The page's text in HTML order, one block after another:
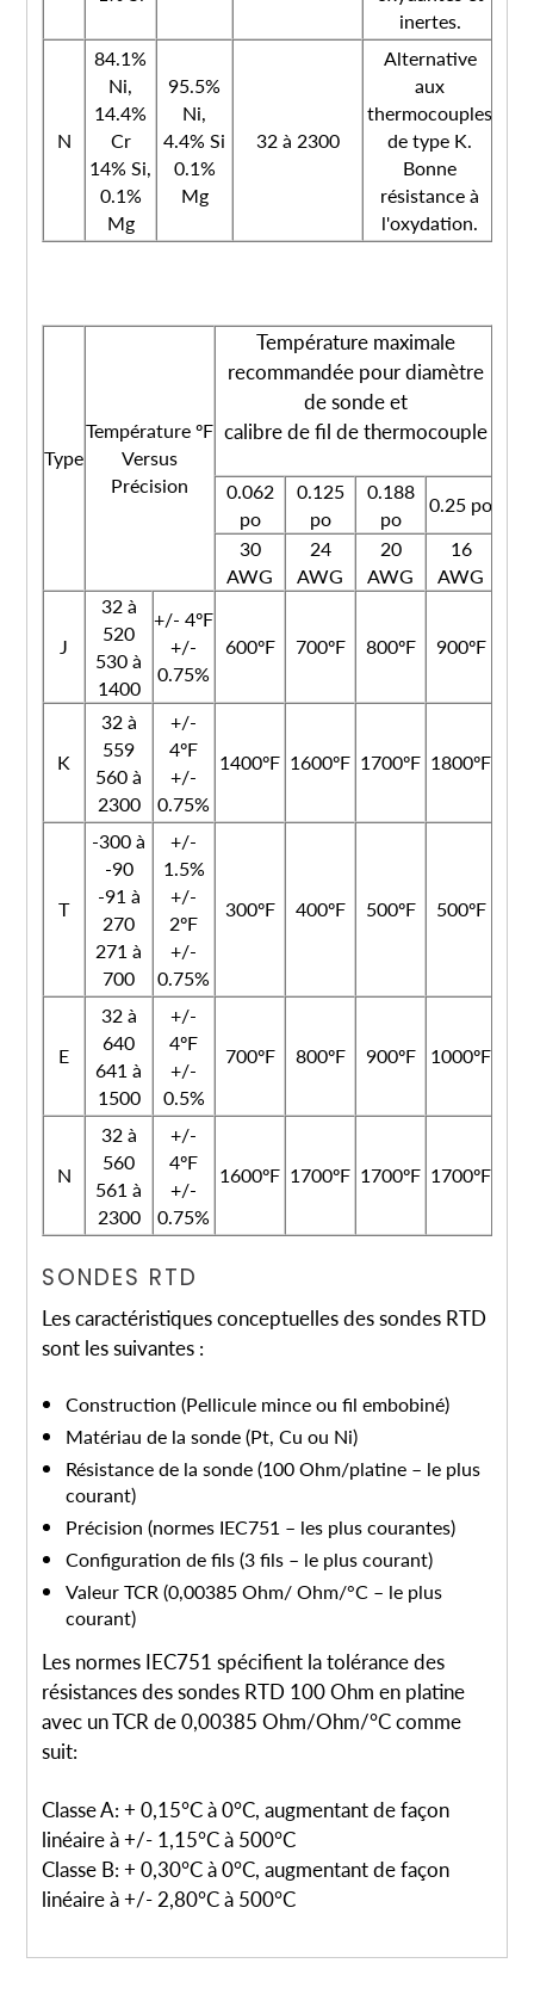
inertes.
N
84.1%
Ni,
14.4%
Cr
14% Si,
0.1%
Mg
95.5%
Ni,
4.4% Si
0.1%
Mg
32 à 2300
Alternative
aux
thermocouples
de type K.
Bonne
résistance à
l'oxydation.
Type
Température ºF
Versus
Précision
Température maximale
recommandée pour diamètre
de sonde et
calibre de fil de thermocouple
0.062
po
0.125
po
0.188
po
0.25 po
30
AWG
24
AWG
20
AWG
16
AWG
J
32 à
520
530 à
1400
+/- 4ºF
+/-
0.75%
600ºF 700ºF 800ºF 900ºF
K
32 à
559
560 à
2300
+/-
4ºF
+/-
0.75%
1400ºF 1600ºF 1700ºF 1800ºF
T
-300 à
-90
-91 à
270
271 à
700
+/-
1.5%
+/-
2ºF
+/-
0.75%
300ºF 400ºF 500ºF 500ºF
E
32 à
640
641 à
1500
+/-
4ºF
+/-
0.5%
700ºF 800ºF 900ºF 1000ºF
N
32 à
560
561 à
2300
+/-
4ºF
+/-
0.75%
1600ºF 1700ºF 1700ºF 1700ºF
SONDES RTD
Les caractéristiques conceptuelles des sondes RTD
sont les suivantes :
Construction (Pellicule mince ou fil embobiné)
Matériau de la sonde (Pt, Cu ou Ni)
Résistance de la sonde (100 Ohm/platine – le plus
courant)
Précision (normes IEC751 – les plus courantes)
Configuration de fils (3 fils – le plus courant)
Valeur TCR (0,00385 Ohm/ Ohm/°C – le plus
courant)
Les normes IEC751 spécifient la tolérance des
résistances des sondes RTD 100 Ohm en platine
avec un TCR de 0,00385 Ohm/Ohm/°C comme
suit:
Classe A: + 0,15°C à 0°C, augmentant de façon
linéaire à +/- 1,15°C à 500°C
Classe B: + 0,30°C à 0°C, augmentant de façon
linéaire à +/- 2,80°C à 500°C